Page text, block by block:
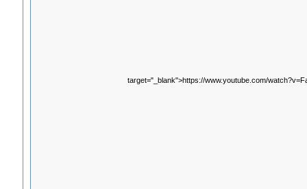
target="_blank">https://www.youtube.com/